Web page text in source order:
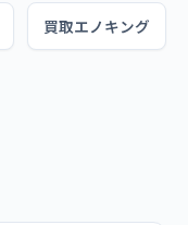
買取エノキング